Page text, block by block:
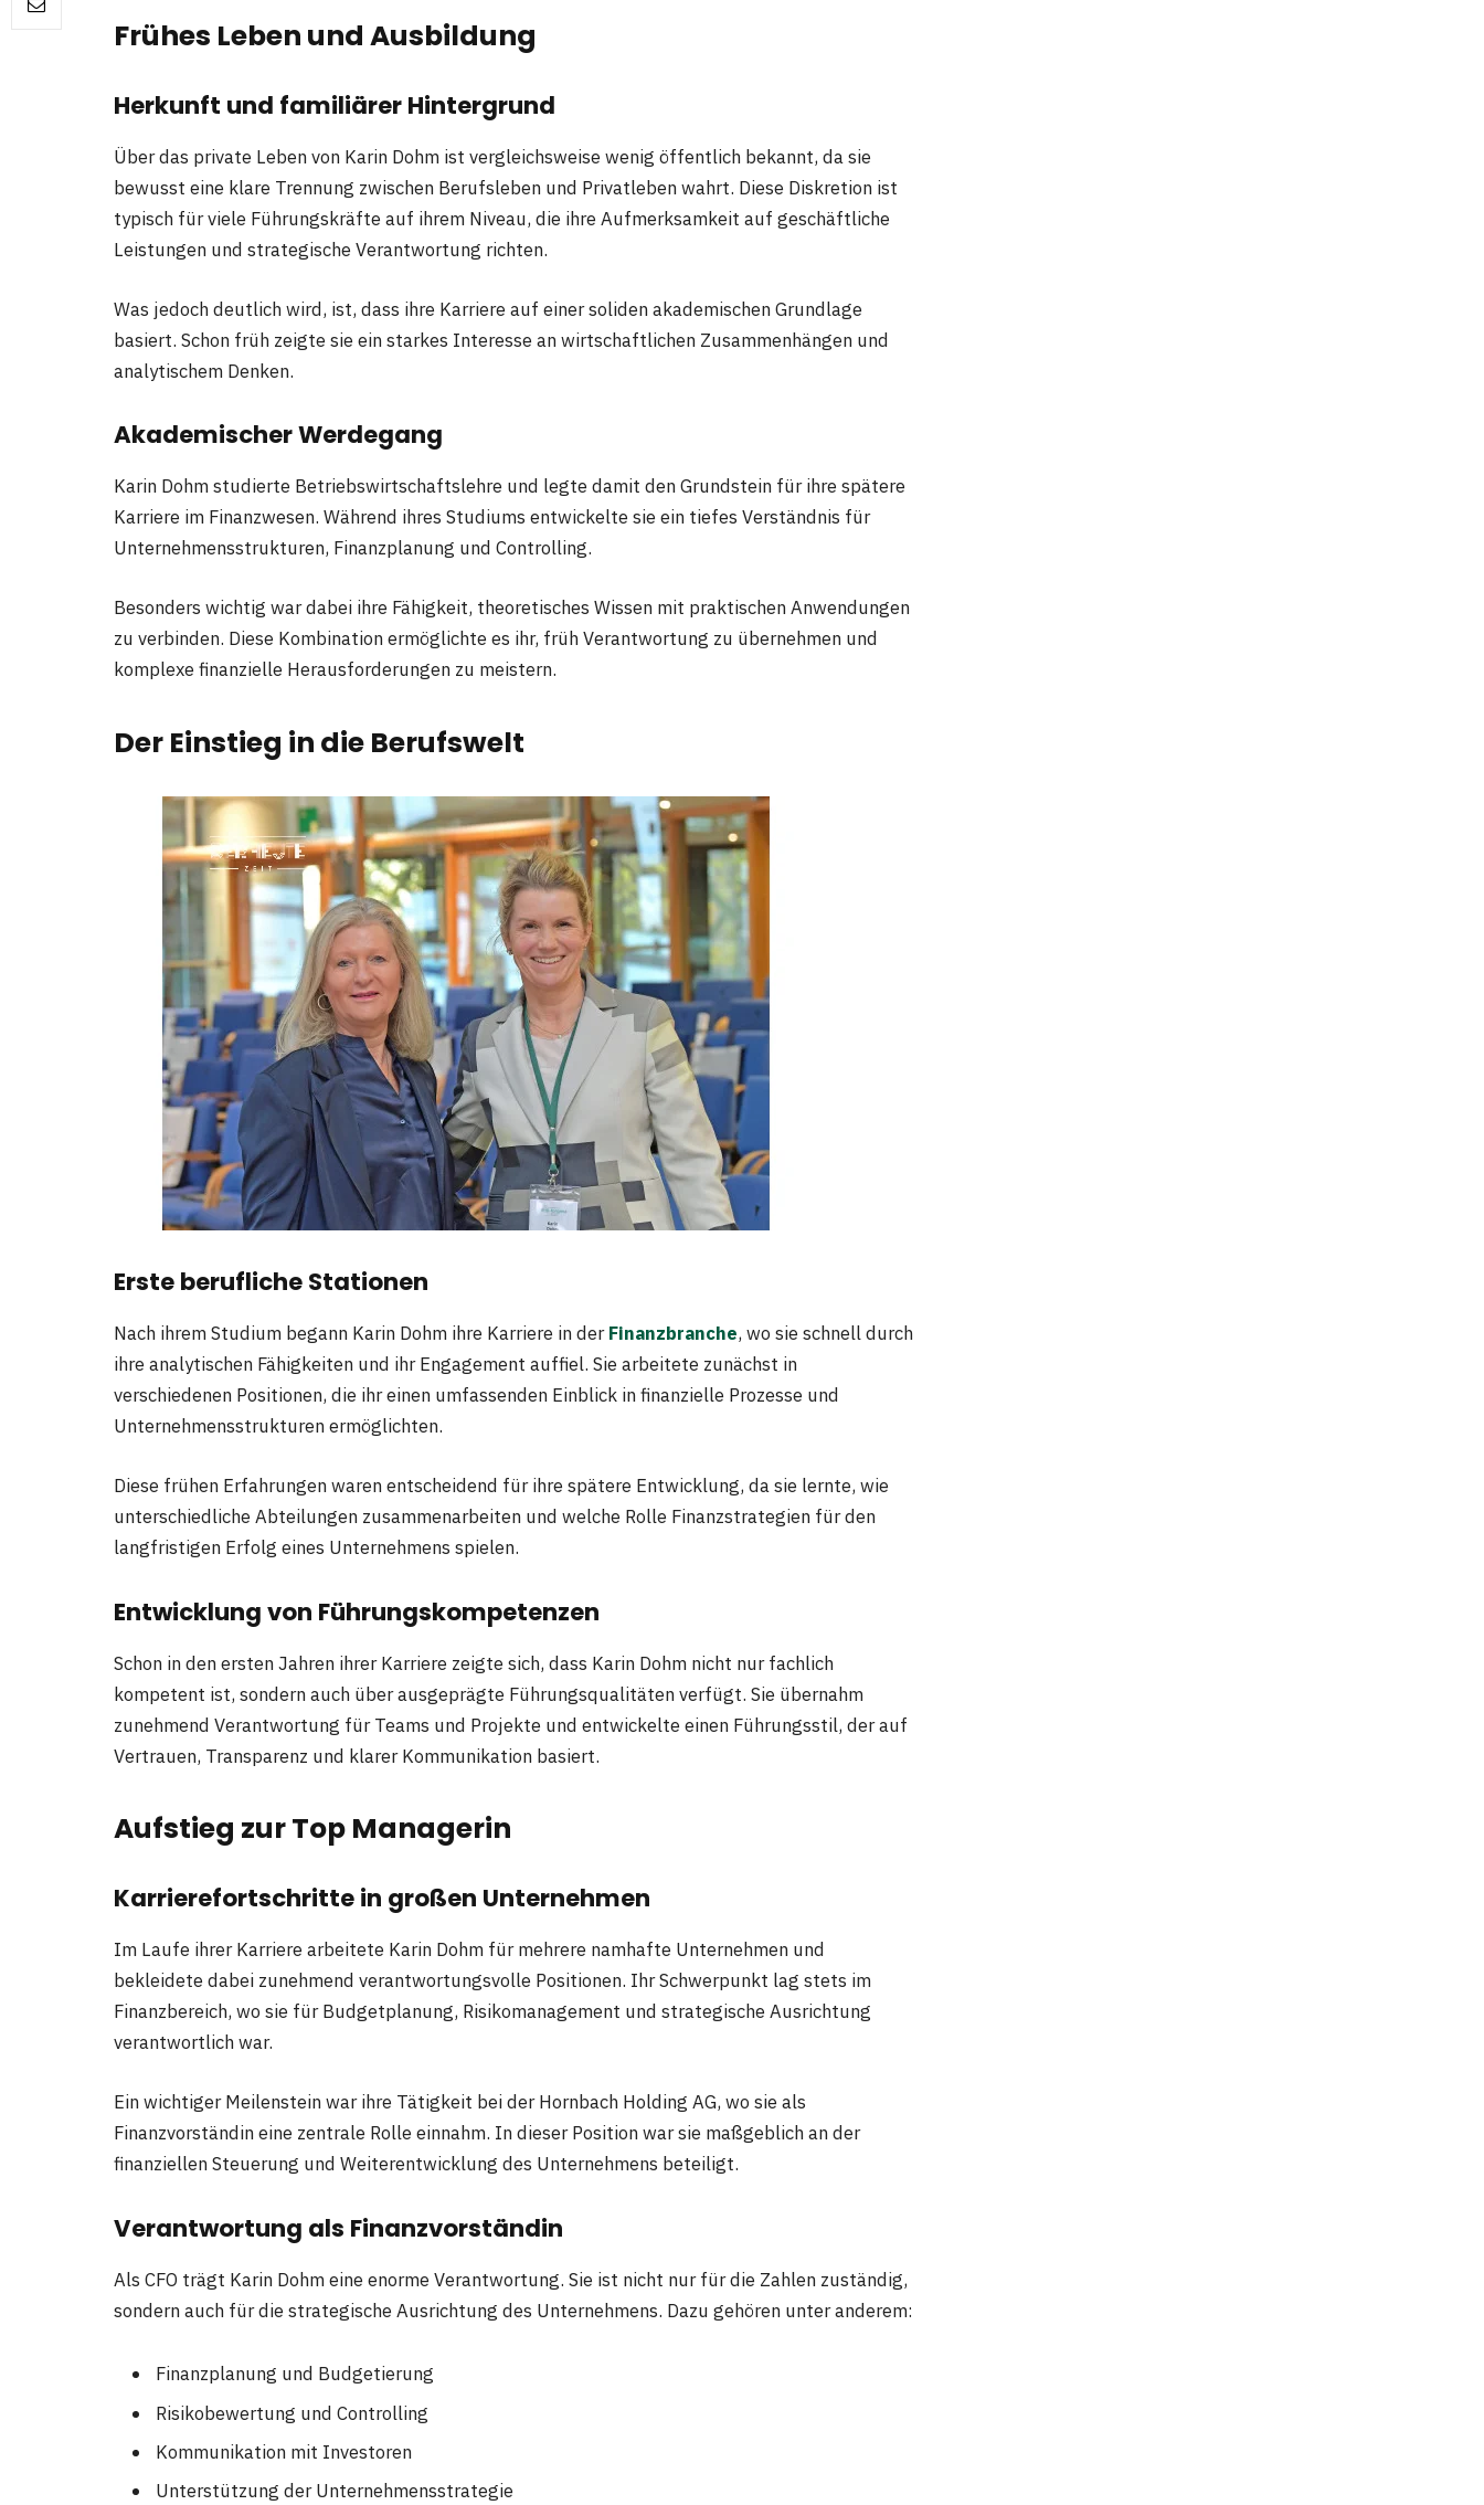
Frühes Leben und Ausbildung
Herkunft und familiärer Hintergrund
Über das private Leben von Karin Dohm ist vergleichsweise wenig öffentlich bekannt, da sie
bewusst eine klare Trennung zwischen Berufsleben und Privatleben wahrt. Diese Diskretion ist
typisch für viele Führungskräfte auf ihrem Niveau, die ihre Aufmerksamkeit auf geschäftliche
Leistungen und strategische Verantwortung richten.
Was jedoch deutlich wird, ist, dass ihre Karriere auf einer soliden akademischen Grundlage
basiert. Schon früh zeigte sie ein starkes Interesse an wirtschaftlichen Zusammenhängen und
analytischem Denken.
Akademischer Werdegang
Karin Dohm studierte Betriebswirtschaftslehre und legte damit den Grundstein für ihre spätere
Karriere im Finanzwesen. Während ihres Studiums entwickelte sie ein tiefes Verständnis für
Unternehmensstrukturen, Finanzplanung und Controlling.
Besonders wichtig war dabei ihre Fähigkeit, theoretisches Wissen mit praktischen Anwendungen
zu verbinden. Diese Kombination ermöglichte es ihr, früh Verantwortung zu übernehmen und
komplexe finanzielle Herausforderungen zu meistern.
Der Einstieg in die Berufswelt
Erste berufliche Stationen
Nach ihrem Studium begann Karin Dohm ihre Karriere in derFinanzbranche, wo sie schnell durch
ihre analytischen Fähigkeiten und ihr Engagement auffiel. Sie arbeitete zunächst in
verschiedenen Positionen, die ihr einen umfassenden Einblick in finanzielle Prozesse und
Unternehmensstrukturen ermöglichten.
Diese frühen Erfahrungen waren entscheidend für ihre spätere Entwicklung, da sie lernte, wie
unterschiedliche Abteilungen zusammenarbeiten und welche Rolle Finanzstrategien für den
langfristigen Erfolg eines Unternehmens spielen.
Entwicklung von Führungskompetenzen
Schon in den ersten Jahren ihrer Karriere zeigte sich, dass Karin Dohm nicht nur fachlich
kompetent ist, sondern auch über ausgeprägte Führungsqualitäten verfügt. Sie übernahm
zunehmend Verantwortung für Teams und Projekte und entwickelte einen Führungsstil, der auf
Vertrauen, Transparenz und klarer Kommunikation basiert.
Aufstieg zur Top Managerin
Karrierefortschritte in großen Unternehmen
Im Laufe ihrer Karriere arbeitete Karin Dohm für mehrere namhafte Unternehmen und
bekleidete dabei zunehmend verantwortungsvolle Positionen. Ihr Schwerpunkt lag stets im
Finanzbereich, wo sie für Budgetplanung, Risikomanagement und strategische Ausrichtung
verantwortlich war.
Ein wichtiger Meilenstein war ihre Tätigkeit bei der Hornbach Holding AG, wo sie als
Finanzvorständin eine zentrale Rolle einnahm. In dieser Position war sie maßgeblich an der
finanziellen Steuerung und Weiterentwicklung des Unternehmens beteiligt.
Verantwortung als Finanzvorständin
Als CFO trägt Karin Dohm eine enorme Verantwortung. Sie ist nicht nur für die Zahlen zuständig,
sondern auch für die strategische Ausrichtung des Unternehmens. Dazu gehören unter anderem:
Finanzplanung und Budgetierung
Risikobewertung und Controlling
Kommunikation mit Investoren
Unterstützung der Unternehmensstrategie